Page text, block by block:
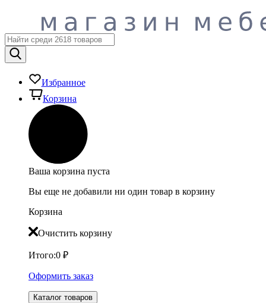
Избранное
Корзина
Ваша корзина пуста
Вы еще не добавили ни один товар в корзину
Корзина
Очистить корзину
Итого:0 ₽
Оформить заказ
Каталог товаров